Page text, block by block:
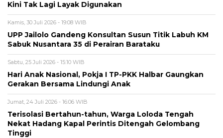
Kini Tak Lagi Layak Digunakan
Kamis, 30 Juli 2026 - 19:08 WIB
UPP Jailolo Gandeng Konsultan Susun Titik Labuh KM
Sabuk Nusantara 35 di Perairan Barataku
Sabtu, 25 Juli 2026 - 15:10 WIB
Hari Anak Nasional, Pokja I TP-PKK Halbar Gaungkan
Gerakan Bersama Lindungi Anak
Jumat, 24 Juli 2026 - 16:06 WIB
Terisolasi Bertahun-tahun, Warga Loloda Tengah
Nekat Hadang Kapal Perintis Ditengah Gelombang
Tinggi